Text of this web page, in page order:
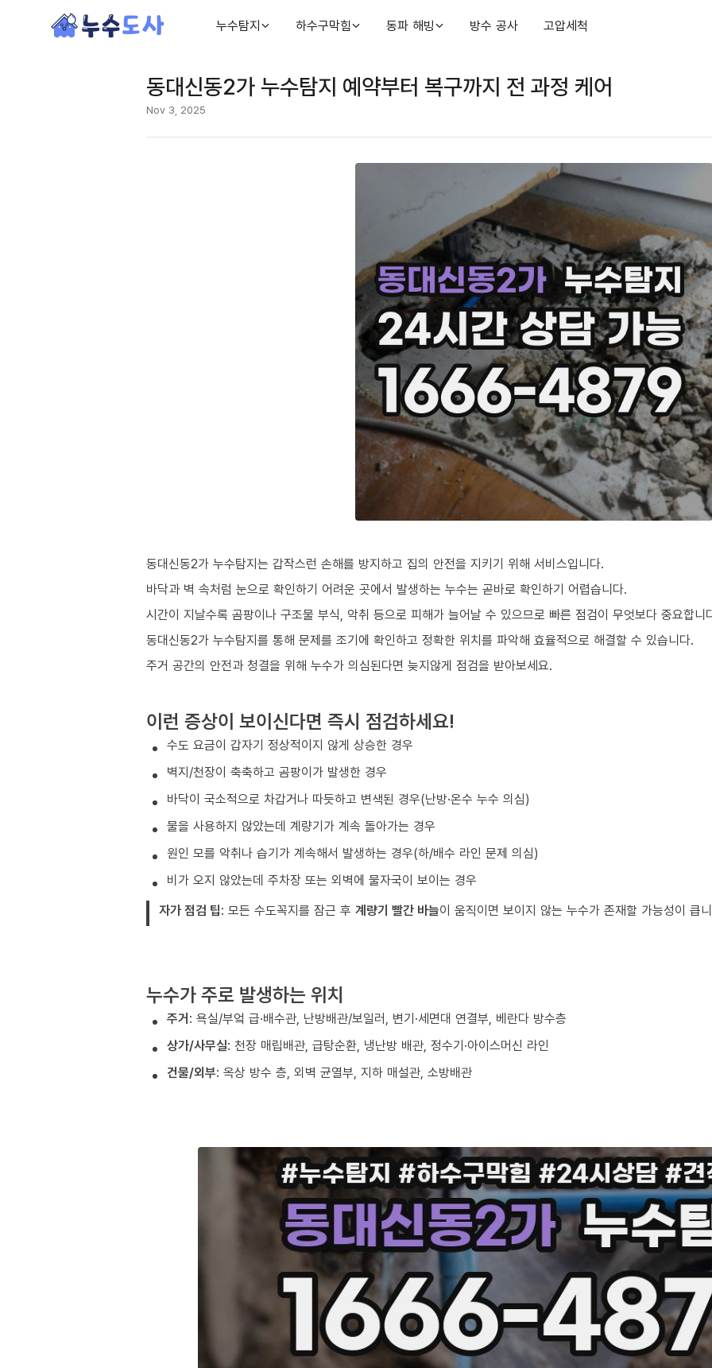
누수탐지 하수구막힘 동파 해빙 방수 공사 고압세척
동대신동2가 누수탐지 예약부터 복구까지 전 과정 케어
Nov 3, 2025
동대신동2가 누수탐지는 갑작스런 손해를 방지하고 집의 안전을 지키기 위해 서비스입니다.
바닥과 벽 속처럼 눈으로 확인하기 어려운 곳에서 발생하는 누수는 곧바로 확인하기 어렵습니다.
시간이 지날수록 곰팡이나 구조물 부식, 악취 등으로 피해가 늘어날 수 있으므로 빠른 점검이 무엇보다 중요합니
동대신동2가 누수탐지를 통해 문제를 조기에 확인하고 정확한 위치를 파악해 효율적으로 해결할 수 있습니다.
주거 공간의 안전과 청결을 위해 누수가 의심된다면 늦지않게 점검을 받아보세요.
이런 증상이 보이신다면 즉시 점검하세요!
수도 요금이 갑자기 정상적이지 않게 상승한 경우
벽지/천장이 축축하고 곰팡이가 발생한 경우
바닥이 국소적으로 차갑거나 따듯하고 변색된 경우(난방·온수 누수 의심)
물을 사용하지 않았는데 계량기가 계속 돌아가는 경우
원인 모를 악취나 습기가 계속해서 발생하는 경우(하/배수 라인 문제 의심)
비가 오지 않았는데 주차장 또는 외벽에 물자국이 보이는 경우
자가 점검 팁: 모든 수도꼭지를 잠근 후 계량기 빨간 바늘이 움직이면 보이지 않는 누수가 존재할 가능성이 큽
누수가 주로 발생하는 위치
주거: 욕실/부엌 급·배수관, 난방배관/보일러, 변기·세면대 연결부, 베란다 방수층
상가/사무실: 천장 매립배관, 급탕순환, 냉난방 배관, 정수기·아이스머신 라인
건물/외부: 옥상 방수 층, 외벽 균열부, 지하 매설관, 소방배관